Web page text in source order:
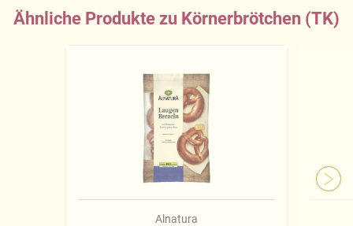
Ähnliche Produkte zu Körnerbrötchen (TK)
Alnatura